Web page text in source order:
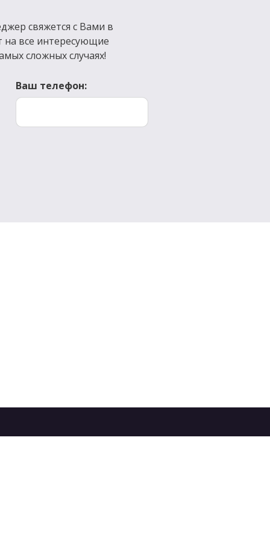
свяжется с Вами в
все интересующие
сложных случаях!
Ваш телефон: